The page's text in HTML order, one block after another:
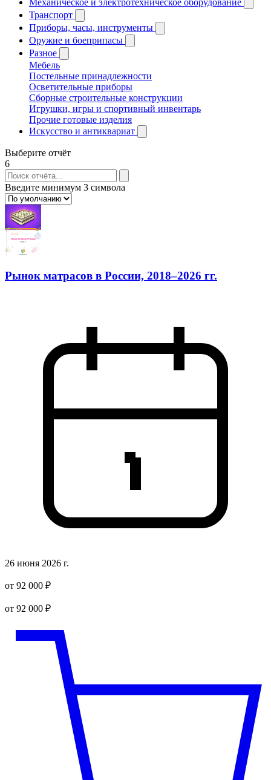
Транспорт
Приборы, часы, инструменты
Оружие и боеприпасы
Разное
Мебель
Постельные принадлежности
Осветительные приборы
Сборные строительные конструкции
Игрушки, игры и спортивный инвентарь
Прочие готовые изделия
Искусство и антиквариат
Выберите отчёт
6
Введите минимум 3 символа
Рынок матрасов в России, 2018–2026 гг.
26 июня 2026 г.
от 92 000 ₽
от 92 000 ₽